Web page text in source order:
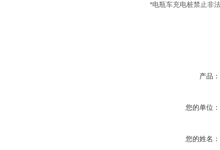
*电瓶车充电桩禁止非
产品：
您的单位：
您的姓名：